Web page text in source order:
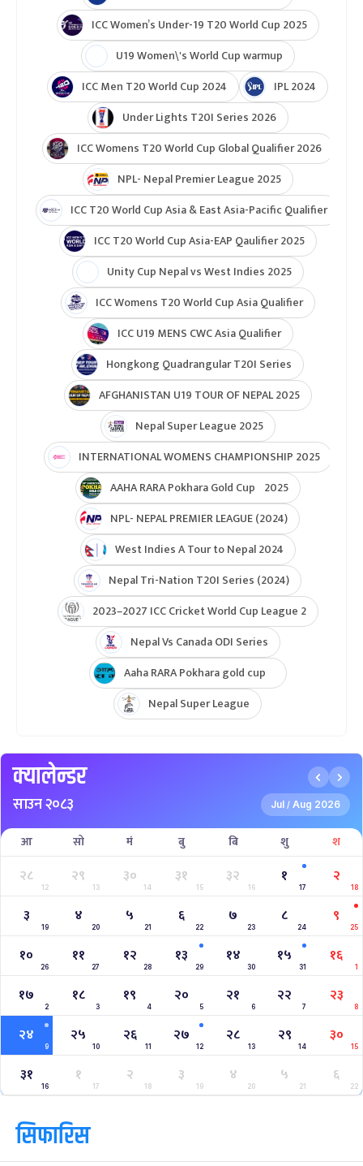
ICC Women’s Under-19 T20 World Cup 2025
U19 Women\'s World Cup warmup
ICC Men T20 World Cup 2024
IPL 2024
Under Lights T20I Series 2026
ICC Womens T20 World Cup Global Qualifier 2026
NPL- Nepal Premier League 2025
ICC T20 World Cup Asia & East Asia-Pacific Qualifier
ICC T20 World Cup Asia-EAP Qaulifier 2025
Unity Cup Nepal vs West Indies 2025
ICC Womens T20 World Cup Asia Qualifier
ICC U19 MENS CWC Asia Qualifier
Hongkong Quadrangular T20I Series
AFGHANISTAN U19 TOUR OF NEPAL 2025
Nepal Super League 2025
INTERNATIONAL WOMENS CHAMPIONSHIP 2025
AAHA RARA Pokhara Gold Cup 2025
NPL- NEPAL PREMIER LEAGUE (2024)
West Indies A Tour to Nepal 2024
Nepal Tri-Nation T20I Series (2024)
2023–2027 ICC Cricket World Cup League 2
Nepal Vs Canada ODI Series
Aaha RARA Pokhara gold cup
Nepal Super League
क्यालेन्डर
साउन २०८३ Jul / Aug 2026
आ सो मं बु बि शु श
२८
12
२९
13
३०
14
३१
15
३२
16
१
17
२
18
३
19
४
20
५
21
६
22
७
23
८
24
९
25
१०
26
११
27
१२
28
१३
29
१४
30
१५
31
१६
1
१७
2
१८
3
१९
4
२०
5
२१
6
२२
7
२३
8
२४
9
२५
10
२६
11
२७
12
२८
13
२९
14
३०
15
३१
16
१
17
२
18
३
19
४
20
५
21
६
22
सिफारिस